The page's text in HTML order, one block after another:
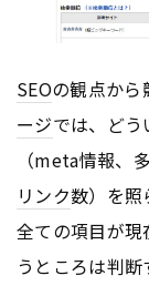
SEOの観点から
ージでは、どう
（meta情報、
リンク数）を照
全ての項目が現
うところは判